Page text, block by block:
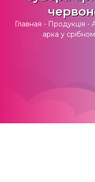
Главная - Продукція -
арка у